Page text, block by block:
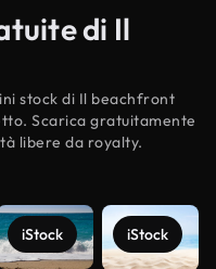
di Il
stock di Il beachfront
Scarica gratuitamente
libere da royalty.
iStock iStock